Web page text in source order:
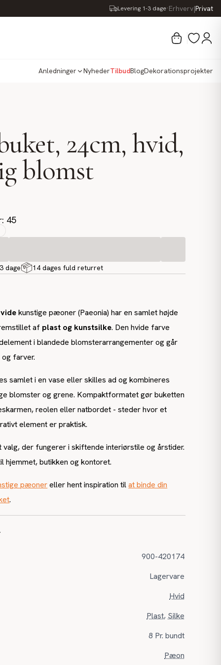
Levering 1-3 dage·Erhverv|Privat
Anledninger NyhederTilbudBlogDekorationsprojekter
24cm, hvid,
blomst
45
dage 14 dages fuld returret
kunstige pæoner (Paeonia) har en samlet højde
af plast og kunstsilke. Den hvide farve
i blandede blomsterarrangementer og går
farver.
samlet i en vase eller skilles ad og kombineres
blomster og grene. Kompaktformatet gør buketten
reolen eller natbordet - steder hvor et
element er praktisk.
valg, der fungerer i skiftende interiørstile og årstider.
hjemmet, butikken og kontoret.
pæonereller hent inspiration tilat binde din
.
900-420174
Lagervare
Hvid
Plast, Silke
8 Pr. bundt
Pæon